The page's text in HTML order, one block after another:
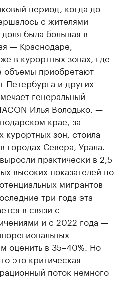
период, когда до
с жителями
была большая в
— Краснодаре,
в курортных зонах, где
объемы приобретают
Петербурга и других
генеральный
Илья Володько. —
крае, за
зон, стоила
городах Севера, Урала.
практически в 2,5
высоких показателей по
мигрантов
три года эта
в связи с
и с 2022 года —
оценить в 35–40%. Но
это критическая
поток немного